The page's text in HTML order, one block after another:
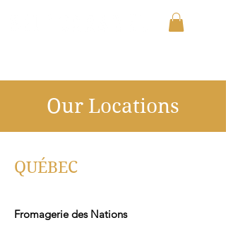
Our Locations
QUÉBEC
Fromagerie des Nations